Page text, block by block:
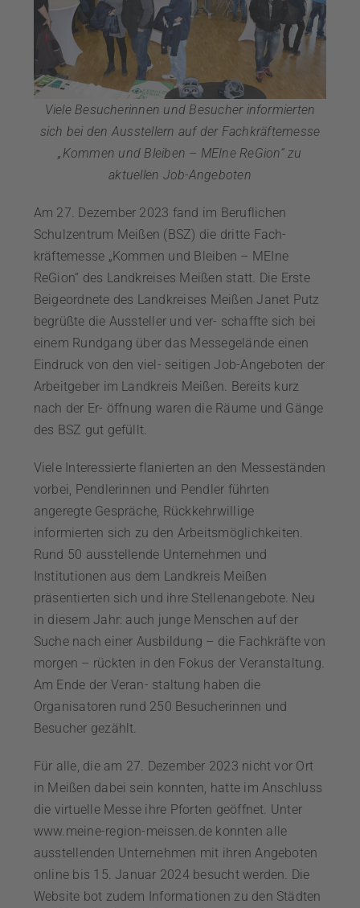
Viele Besucherinnen und Besucher informierten
sich bei den Ausstellern auf der Fachkräftemesse
„Kommen und Bleiben – MEIne ReGion“ zu
aktuellen Job-Angeboten
Am 27. Dezember 2023 fand im Beruflichen
Schulzentrum Meißen (BSZ) die dritte Fach-
kräftemesse „Kommen und Bleiben – MEIne
ReGion“ des Landkreises Meißen statt. Die Erste
Beigeordnete des Landkreises Meißen Janet Putz
begrüßte die Aussteller und ver- schaffte sich bei
einem Rundgang über das Messegelände einen
Eindruck von den viel- seitigen Job-Angeboten der
Arbeitgeber im Landkreis Meißen. Bereits kurz
nach der Er- öffnung waren die Räume und Gänge
des BSZ gut gefüllt.
Viele Interessierte flanierten an den Messeständen
vorbei, Pendlerinnen und Pendler führten
angeregte Gespräche, Rückkehrwillige
informierten sich zu den Arbeitsmöglichkeiten.
Rund 50 ausstellende Unternehmen und
Institutionen aus dem Landkreis Meißen
präsentierten sich und ihre Stellenangebote. Neu
in diesem Jahr: auch junge Menschen auf der
Suche nach einer Ausbildung – die Fachkräfte von
morgen – rückten in den Fokus der Veranstaltung.
Am Ende der Veran- staltung haben die
Organisatoren rund 250 Besucherinnen und
Besucher gezählt.
Für alle, die am 27. Dezember 2023 nicht vor Ort
in Meißen dabei sein konnten, hatte im Anschluss
die virtuelle Messe ihre Pforten geöffnet. Unter
www.meine-region-meissen.de konnten alle
ausstellenden Unternehmen mit ihren Angeboten
online bis 15. Januar 2024 besucht werden. Die
Website bot zudem Informationen zu den Städten